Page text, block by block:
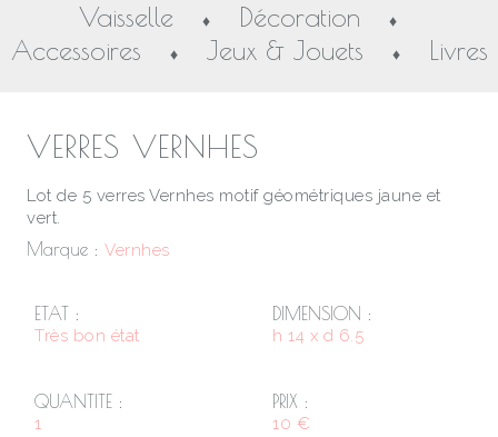
Vaisselle ♦ Décoration ♦
Accessoires ♦ Jeux & Jouets ♦ Livres
VERRES VERNHES
Lot de 5 verres Vernhes motif géométriques jaune et
vert.
Marque : Vernhes
ETAT :
Très bon état
DIMENSION :
h 14 x d 6.5
QUANTITE :
1
PRIX :
10 €